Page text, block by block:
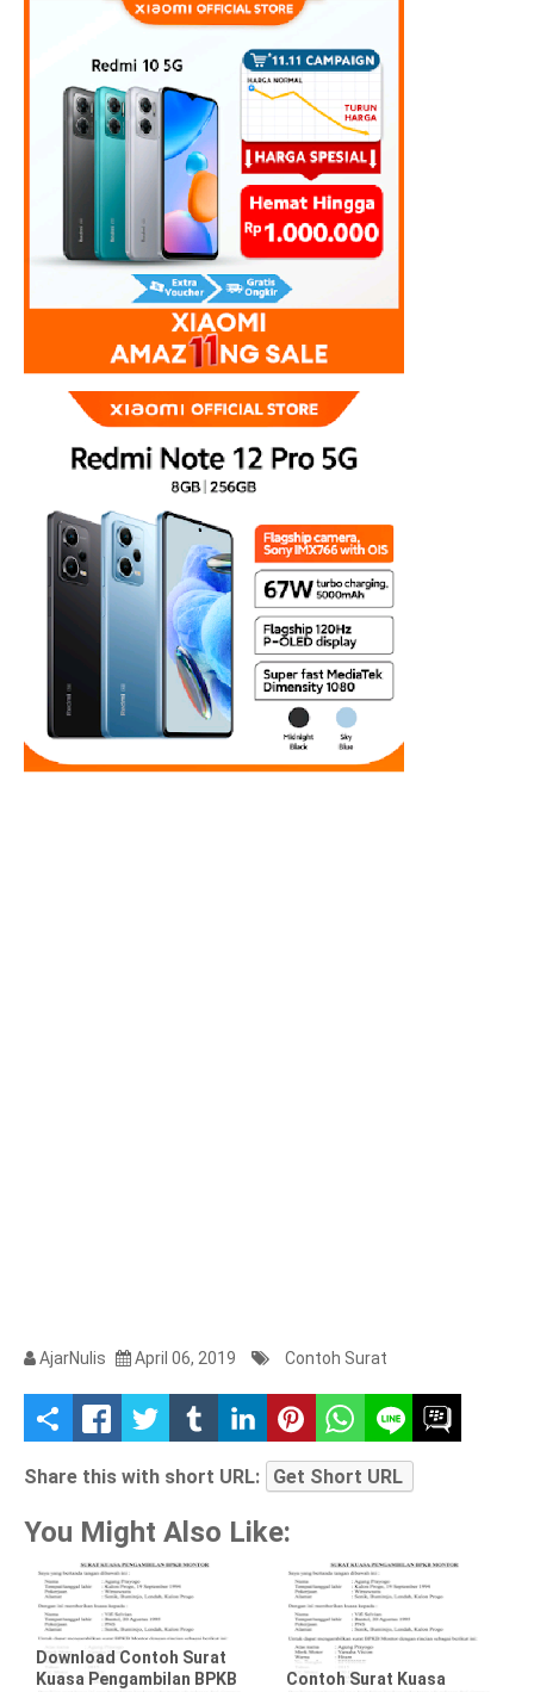
AjarNulis April 06, 2019 Contoh Surat
S
h
e
Share this with short URL: Get Short URL
You Might Also Like:
Download Contoh Surat
Kuasa Pengambilan BPKB
Contoh Surat Kuasa